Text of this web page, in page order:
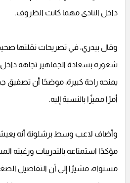
داخل النادي مهما كانت الظروف.
وقال بيدري، في تصريحات نقلتها
شعوره بسعادة الجماهير تجاهه
يمنحه راحة كبيرة، موضحًا أن تصفيق
أمرًا مميزًا بالنسبة إليه.
وأضاف لاعب وسط برشلونة أنه يعيش
مؤكدًا استمتاعه بالتدريبات ورغبته
مستواه، مشيرًا إلى أن التفاصيل